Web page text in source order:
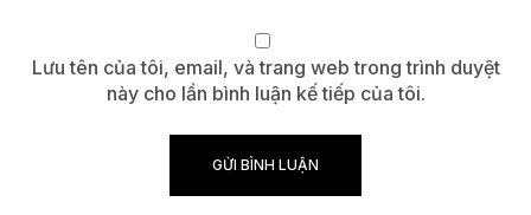
Lưu tên của tôi, email, và trang web trong trình duyệt
này cho lần bình luận kế tiếp của tôi.